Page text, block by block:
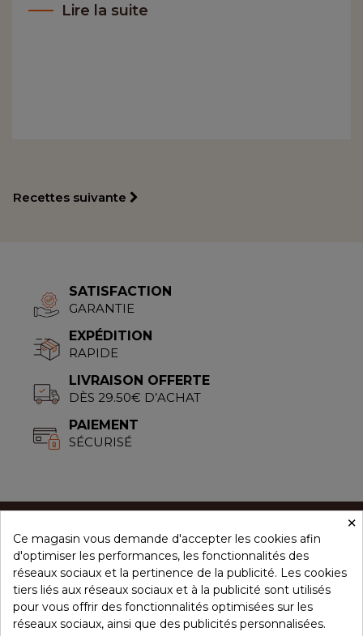
Lire la suite
Recettes suivante
SATISFACTION
GARANTIE
EXPÉDITION
RAPIDE
LIVRAISON OFFERTE
DÈS 29.50€ D’ACHAT
PAIEMENT
SÉCURISÉ
CONCEPT ÉPICES
NOS PRODUITS
×
Ce magasin vous demande d'accepter les cookies afin
d'optimiser les performances, les fonctionnalités des
réseaux sociaux et la pertinence de la publicité. Les cookies
tiers liés aux réseaux sociaux et à la publicité sont utilisés
pour vous offrir des fonctionnalités optimisées sur les
réseaux sociaux, ainsi que des publicités personnalisées.